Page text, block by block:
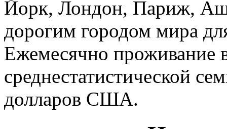
Йорк, Лондон, Париж,
дорогим городом мира
Ежемесячно проживание
среднестатистической
долларов США.